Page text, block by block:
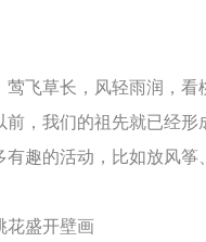
莺飞草长，风轻雨润，
前，我们的祖先就已经
趣的活动，比如放风筝